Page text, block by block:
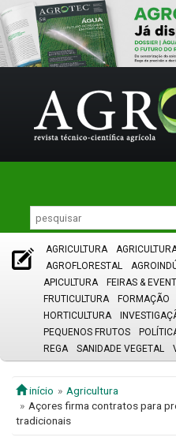
AGRICULTURA
AGROFLORESTAL
APICULTURA
FEIRAS &
FRUTICULTURA
FORMAÇÃO
HORTICULTURA
PEQUENOS FRUTOS
REGA
SANIDADE VEGETAL
início
Agricultura
Açores firma contratos para
tradicionais